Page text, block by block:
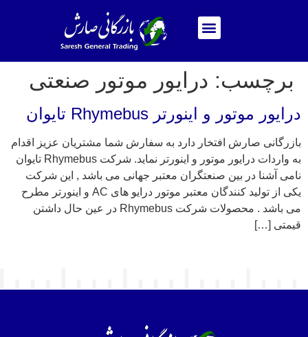
برچسب: درایور موتور صنعتی
درایور موتور و اینورتر Rhymebus تایوان
بازرگانی صارش افتخار دارد به سفارش شما مشتریان عزیز اقدام
به واردات درایور موتور و اینورتر نماید. شرکت Rhymebus تایوان
نامی آشنا در بین صنعتگران معتبر جهانی می باشد , این شرکت
یکی از تولید کنندگان معتبر موتور درایو های AC و اینورتر مطرح
می باشد . محصولات شرکت Rhymebus در عین حال داشتن
قیمتی […]